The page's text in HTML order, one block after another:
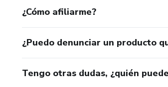
¿Cómo afiliarme?
¿Puedo denunciar un producto
Tengo otras dudas, ¿quién